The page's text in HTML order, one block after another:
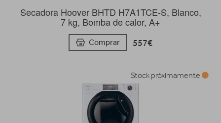
Secadora Hoover BHTD H7A1TCE-S, Blanco,
7 kg, Bomba de calor, A+
Comprar 557€
Stock próximamente